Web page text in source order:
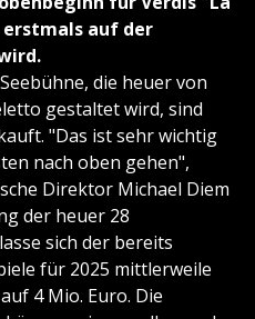
erstmals auf der
die heuer von
gestaltet wird, sind
"Das ist sehr wichtig
nach oben gehen",
Direktor Michael Diem
der heuer 28
sich der bereits
für 2025 mittlerweile
4 Mio. Euro. Die